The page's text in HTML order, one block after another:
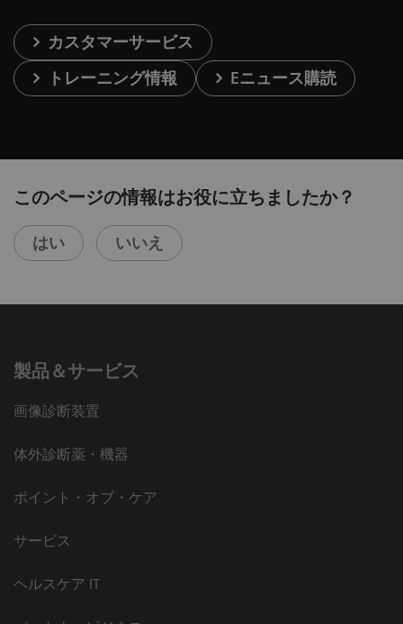
カスタマーサービス
トレーニング情報
Eニュース購読
このページの情報はお役に立ちましたか？
はい いいえ
製品＆サービス
画像診断装置
体外診断薬・機器
ポイント・オブ・ケア
サービス
ヘルスケア IT